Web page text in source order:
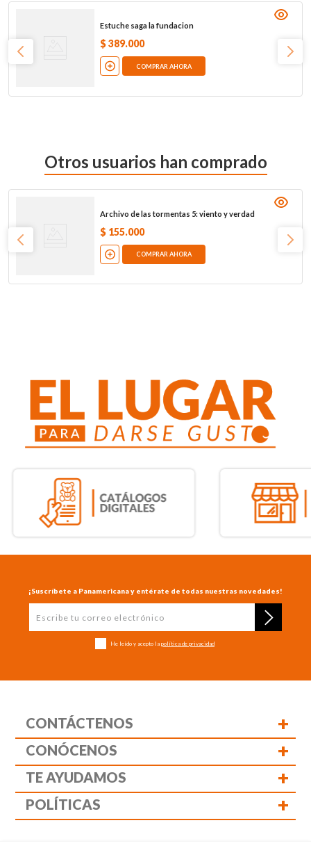
Estuche saga la fundacion
$ 389.000
COMPRAR AHORA
Otros usuarios han comprado
Archivo de las tormentas 5: viento y verdad
$ 155.000
COMPRAR AHORA
¡Suscríbete a Panamericana y entérate de todas nuestras novedades!
He leído y acepto la política de privacidad
CONTÁCTENOS +
CONÓCENOS +
TE AYUDAMOS +
POLÍTICAS +